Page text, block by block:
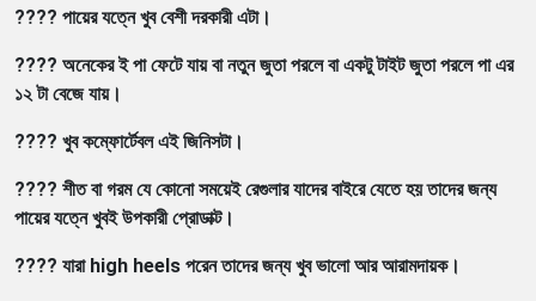
???? পায়ের যত্নে খুব বেশী দরকারী এটা।
???? অনেকের ই পা ফেটে যায় বা নতুন জুতা পরলে বা একটু টাইট জুতা পরলে পা এর
১২ টা বেজে যায়।
???? খুব কম্ফোর্টেবল এই জিনিসটা।
???? শীত বা গরম যে কোনো সময়েই রেগুলার যাদের বাইরে যেতে হয় তাদের জন্য
পায়ের যত্নে খুবই উপকারী প্রোডাক্ট।
???? যারা high heels পরেন তাদের জন্য খুব ভালো আর আরামদায়ক।